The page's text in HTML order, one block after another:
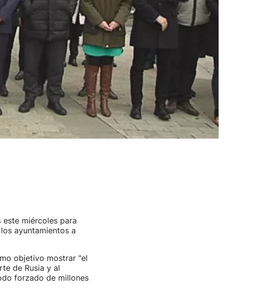
este miércoles para
ayuntamientos a
objetivo mostrar "el
de Rusia y al
forzado de millones